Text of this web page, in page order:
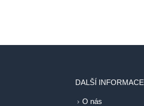
DALŠÍ INFORMACE
O nás